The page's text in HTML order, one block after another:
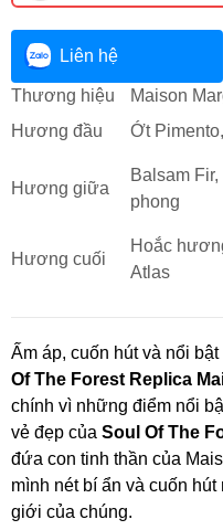
Liên hệ
Thương hiệu
Maison
Hương đầu
Ớt
Hương giữa
Balsam
phong
Hương cuối
Hoắc
Atlas
Ấm áp, cuốn hút và nổi
Of The Forest Replica
chính vì những điểm nổi
vẻ đẹp của Soul Of The
đứa con tinh thần của
mình nét bí ẩn và cuốn
giới của chúng.